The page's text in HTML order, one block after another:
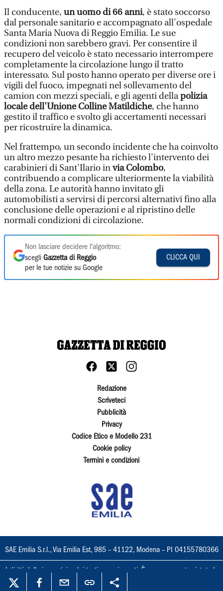
Il conducente, un uomo di 66 anni, è stato soccorso
dal personale sanitario e accompagnato all'ospedale
Santa Maria Nuova di Reggio Emilia. Le sue
condizioni non sarebbero gravi. Per consentire il
recupero del veicolo è stato necessario interrompere
completamente la circolazione lungo il tratto
interessato. Sul posto hanno operato per diverse ore i
vigili del fuoco, impegnati nel sollevamento del
camion con mezzi speciali, e gli agenti dellapolizia
locale dell'Unione Colline Matildiche, che hanno
gestito il traffico e svolto gli accertamenti necessari
per ricostruire la dinamica.
Nel frattempo, un secondo incidente che ha coinvolto
un altro mezzo pesante ha richiesto l'intervento dei
carabinieri di Sant'Ilario invia Colombo,
contribuendo a complicare ulteriormente la viabilità
della zona. Le autorità hanno invitato gli
automobilisti a servirsi di percorsi alternativi fino alla
conclusione delle operazioni e al ripristino delle
normali condizioni di circolazione.
Non lasciare decidere l'algoritmo:
scegli Gazzetta di Reggio
per le tue notizie su Google
CLICCA QUI
Redazione
Scriveteci
Pubblicità
Privacy
Codice Etico e Modello 231
Cookie policy
Termini e condizioni
SAE Emilia S.r.l., Via Emilia Est, 985 – 41122, Modena – PI 04155780366
I diritti delle immagini e dei testi sono riservati. È espressamente vietata la
loro riproduzione con qualsiasi mezzo e l'adattamento totale o parziale.